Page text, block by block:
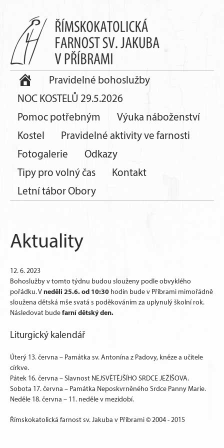
Pravidelné bohoslužby
NOC KOSTELŮ 29.5.2026
Pomoc potřebným
Výuka náboženství
Kostel
Pravidelné aktivity ve farnosti
Fotogalerie
Odkazy
Tipy pro volný čas
Kontakt
Letní tábor Obory
Aktuality
12. 6. 2023
Bohoslužby v tomto týdnu budou slouženy podle obvyklého
pořádku. Vneděli 25.6. od 10:30 hodin bude v Příbrami mimořádně
sloužena dětská mše svatá s poděkováním za uplynulý školní rok.
Následovat budefarní dětský den.
Liturgický kalendář
Úterý 13. června – Památka sv. Antonína z Padovy, kněze a učitele
církve.
Pátek 16. června – Slavnost NEJSVĚTĚJŠÍHO SRDCE JEŽÍŠOVA.
Sobota 17. června – Památka Neposkvrněného Srdce Panny Marie.
Neděle 18. června – 11. neděle v mezidobí.
Římskokatolická farnost sv. Jakuba v Příbrami © 2004 - 2015